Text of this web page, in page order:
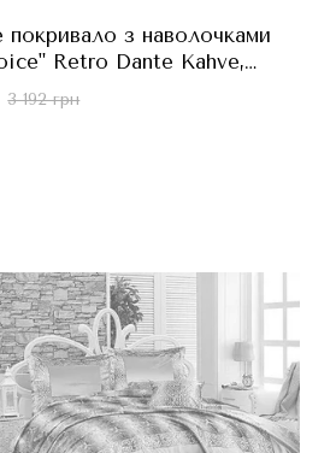
з наволочками
Retro Dante Kahve,
см
3 192 грн